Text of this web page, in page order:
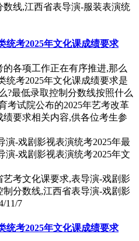
线,江西省表导演-服装表演统
统考2025年文化课成绩要求
各项工作正在有序推进,那么
统考2025年文化课成绩要求是
?最低录取控制分数线按照什么
考试院公布的2025年艺考改革
要求相关内容,供各位考生参
艺考文化课要求,表导演-戏剧影
分数线,江西省表导演-戏剧影
11/7
统考2025年文化课成绩要求